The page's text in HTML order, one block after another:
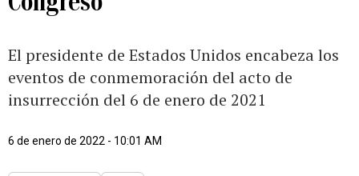
El presidente de Estados Unidos encabeza los
eventos de conmemoración del acto de
insurrección del 6 de enero de 2021
6 de enero de 2022 - 10:01 AM